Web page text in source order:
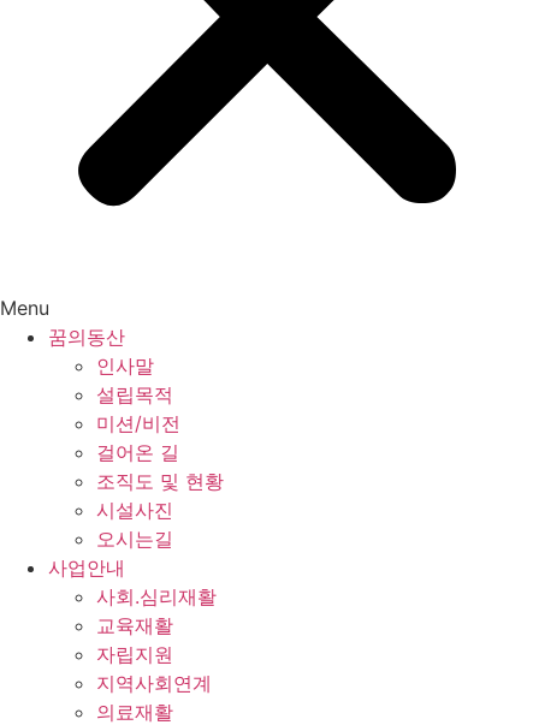
Menu
꿈의동산
인사말
설립목적
미션/비전
걸어온 길
조직도 및 현황
시설사진
오시는길
사업안내
사회.심리재활
교육재활
자립지원
지역사회연계
의료재활